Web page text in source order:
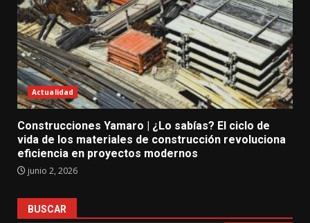
Actualidad
Construcciones Yamaro | ¿Lo sabías? El ciclo de
vida de los materiales de construcción revoluciona
eficiencia en proyectos modernos
junio 2, 2026
BUSCAR